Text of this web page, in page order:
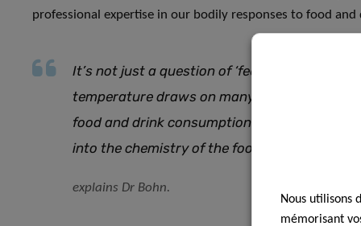
professional expertise in our bodily responses to food and
It’s not just a question of ‘feel hot, eat cold’.
temperature draws on many different
food and drink consumption to its caloric
into the chemistry of the food itself and
explains Dr Bohn.
Nous utilisons
mémorisant